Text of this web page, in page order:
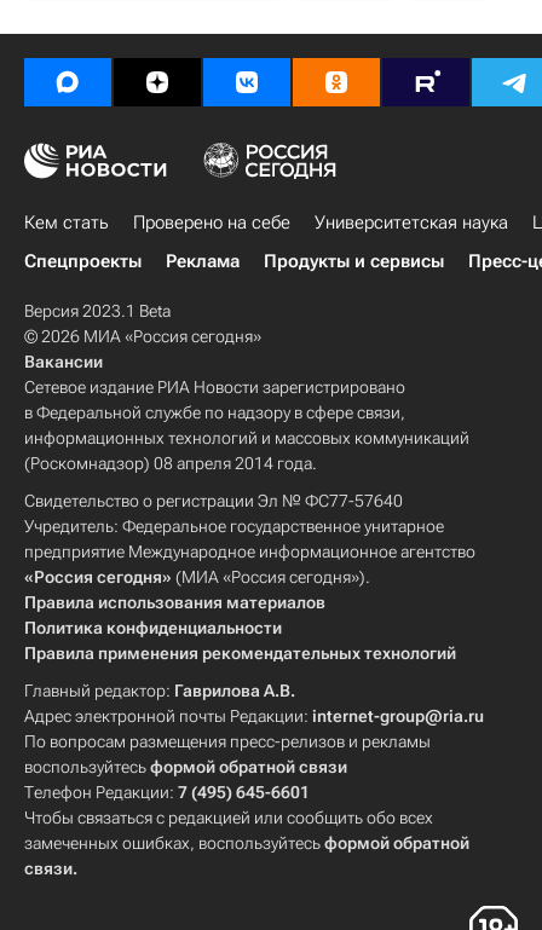
Кем стать Проверено на себе Университетская наука
Спецпроекты
Реклама Продукты и сервисы Пресс-
Версия 2023.1 Beta
© 2026 МИА «Россия сегодня»
Вакансии
Сетевое издание РИА Новости зарегистрировано
в Федеральной службе по надзору в сфере связи,
информационных технологий и массовых коммуникаций
(Роскомнадзор) 08 апреля 2014 года.
Свидетельство о регистрации Эл № ФС77-57640
Учредитель: Федеральное государственное унитарное
предприятие Международное информационное агентство
«Россия сегодня» (МИА «Россия сегодня»).
Правила использования материалов
Политика конфиденциальности
Правила применения рекомендательных технологий
Главный редактор: Гаврилова А.В.
Адрес электронной почты Редакции: internet-group@ria.ru
По вопросам размещения пресс-релизов и рекламы
воспользуйтесьформой обратной связи
Телефон Редакции: 7 (495) 645-6601
Чтобы связаться с редакцией или сообщить обо всех
замеченных ошибках, воспользуйтесьформой обратной
связи.